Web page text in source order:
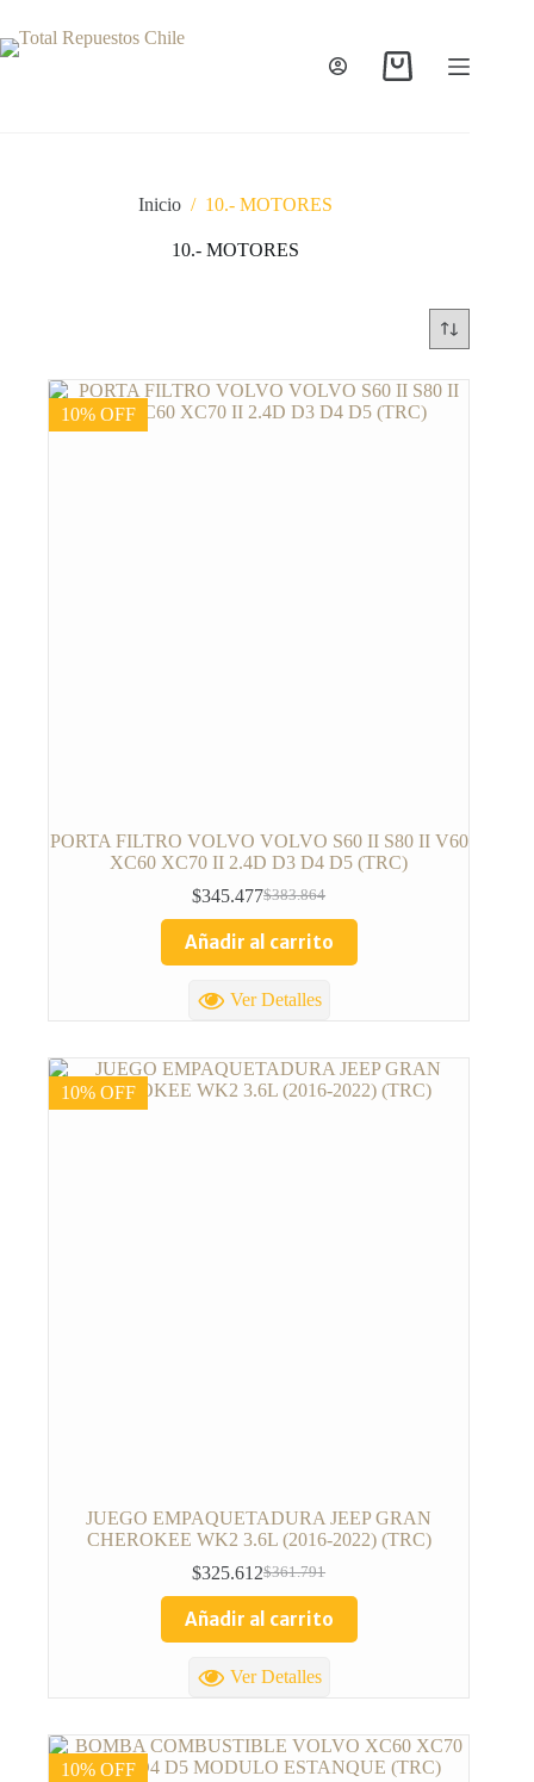
Inicio / 10.- MOTORES
10.- MOTORES
10% OFF
PORTA FILTRO VOLVO VOLVO S60 II S80 II V60
XC60 XC70 II 2.4D D3 D4 D5 (TRC)
$383.864
$345.477
Añadir al carrito
Ver Detalles
10% OFF
JUEGO EMPAQUETADURA JEEP GRAN
CHEROKEE WK2 3.6L (2016-2022) (TRC)
$361.791
$325.612
Añadir al carrito
Ver Detalles
10% OFF